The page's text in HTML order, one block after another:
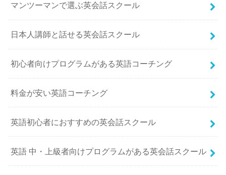
マンツーマンで選ぶ英会話スクール
日本人講師と話せる英会話スクール
初心者向けプログラムがある英語コーチング
料金が安い英語コーチング
英語初心者におすすめの英会話スクール
英語 中・上級者向けプログラムがある英会話スクール